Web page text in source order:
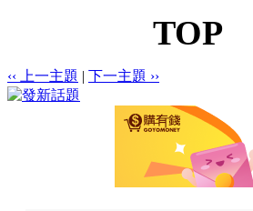
TOP
‹‹ 上一主題 | 下一主題 ››